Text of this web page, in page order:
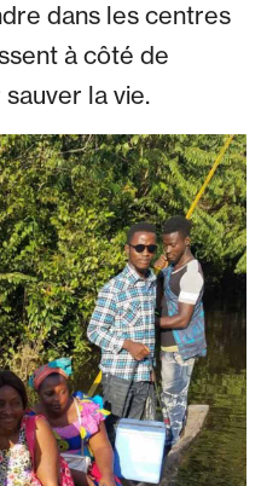
dans les centres
à côté de
la vie.